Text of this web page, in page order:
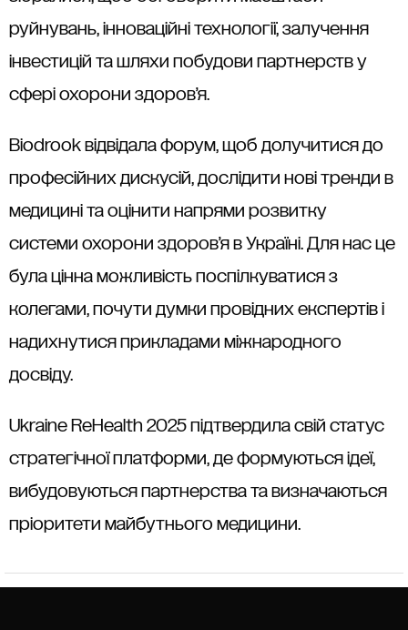
руйнувань, інноваційні технології, залучення
інвестицій та шляхи побудови партнерств у
сфері охорони здоров’я.
Biodrook відвідала форум, щоб долучитися до
професійних дискусій, дослідити нові тренди в
медицині та оцінити напрями розвитку
системи охорони здоров’я в Україні. Для нас це
була цінна можливість поспілкуватися з
колегами, почути думки провідних експертів і
надихнутися прикладами міжнародного
досвіду.
Ukraine ReHealth 2025 підтвердила свій статус
стратегічної платформи, де формуються ідеї,
вибудовуються партнерства та визначаються
пріоритети майбутнього медицини.